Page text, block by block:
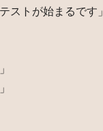
ストが始まるです」